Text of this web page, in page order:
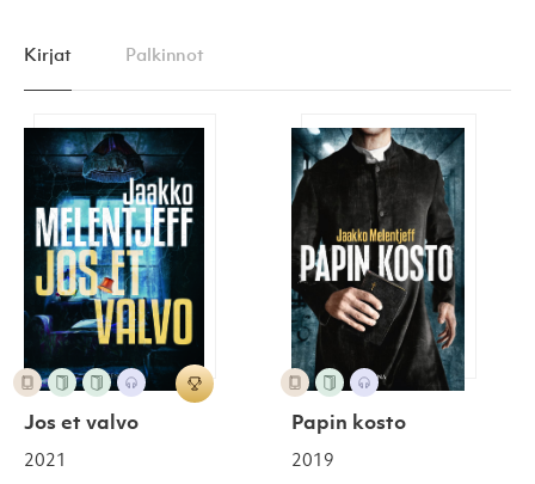
Kirjat Palkinnot
Jos et valvo
Jos et valvo
2021
Papin kosto
Papin kosto
2019